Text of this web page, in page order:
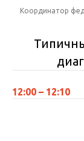
Координатор
12:00 – 12:10